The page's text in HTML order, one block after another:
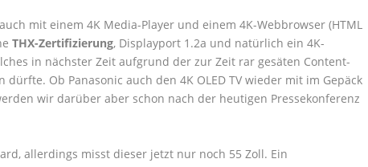
mit einem 4K Media-Player und einem 4K-Webbrowser (HTML
THX-Zertifizierung, Displayport 1.2a und natürlich ein 4K-
in nächster Zeit aufgrund der zur Zeit rar gesäten Content-
Ob Panasonic auch den 4K OLED TV wieder mit im Gepäck
wir darüber aber schon nach der heutigen Pressekonferenz
allerdings misst dieser jetzt nur noch 55 Zoll. Ein